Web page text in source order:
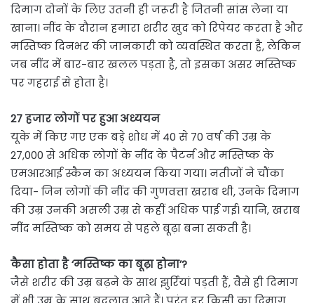
दिमाग दोनों के लिए उतनी ही जरूरी है जितनी सांस लेना या
खाना। नींद के दौरान हमारा शरीर खुद को रिपेयर करता है और
मस्तिष्क दिनभर की जानकारी को व्यवस्थित करता है, लेकिन
जब नींद में बार-बार खलल पड़ता है, तो इसका असर मस्तिष्क
पर गहराई से होता है।
27 हजार लोगों पर हुआ अध्ययन
यूके में किए गए एक बड़े शोध में 40 से 70 वर्ष की उम्र के
27,000 से अधिक लोगों के नींद के पैटर्न और मस्तिष्क के
एमआरआई स्कैन का अध्ययन किया गया। नतीजों ने चौंका
दिया- जिन लोगों की नींद की गुणवत्ता खराब थी, उनके दिमाग
की उम्र उनकी असली उम्र से कहीं अधिक पाई गई। यानि, खराब
नींद मस्तिष्क को समय से पहले बूढ़ा बना सकती है।
कैसा होता है ‘मस्तिष्क का बूढ़ा होना’?
जैसे शरीर की उम्र बढ़ने के साथ झुर्रियां पड़ती हैं, वैसे ही दिमाग